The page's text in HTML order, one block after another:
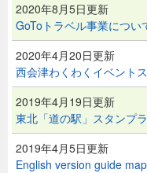
2020年8月5日更新
GoToトラベル事業につい
2020年4月20日更新
西会津わくわくイベント
2019年4月19日更新
東北「道の駅」スタンプ
2019年4月5日更新
English version guide